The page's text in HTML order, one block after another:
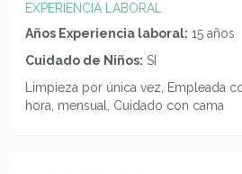
EXPERIENCIA LABORAL
Años Experiencia laboral: 15 años
Cuidado de Niños: SI
Limpieza por única vez, Empleada
hora, mensual, Cuidado con cama